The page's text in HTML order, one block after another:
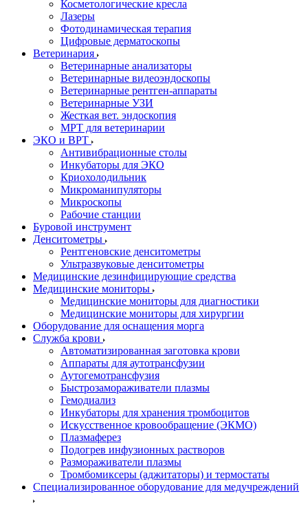
Косметологические кресла
Лазеры
Фотодинамическая терапия
Цифровые дерматоскопы
Ветеринария
Ветеринарные анализаторы
Ветеринарные видеоэндоскопы
Ветеринарные рентген-аппараты
Ветеринарные УЗИ
Жесткая вет. эндоскопия
МРТ для ветеринарии
ЭКО и ВРТ
Антивибрационные столы
Инкубаторы для ЭКО
Криохолодильник
Микроманипуляторы
Микроскопы
Рабочие станции
Буровой инструмент
Денситометры
Рентгеновские денситометры
Ультразвуковые денситометры
Медицинские дезинфицирующие средства
Медицинские мониторы
Медицинские мониторы для диагностики
Медицинские мониторы для хирургии
Оборудование для оснащения морга
Служба крови
Автоматизированная заготовка крови
Аппараты для аутотрансфузии
Аутогемотрансфузия
Быстрозамораживатели плазмы
Гемодиализ
Инкубаторы для хранения тромбоцитов
Искусственное кровообращение (ЭКМО)
Плазмаферез
Подогрев инфузионных растворов
Размораживатели плазмы
Тромбомиксеры (аджитаторы) и термостаты
Специализированное оборудование для медучреждений